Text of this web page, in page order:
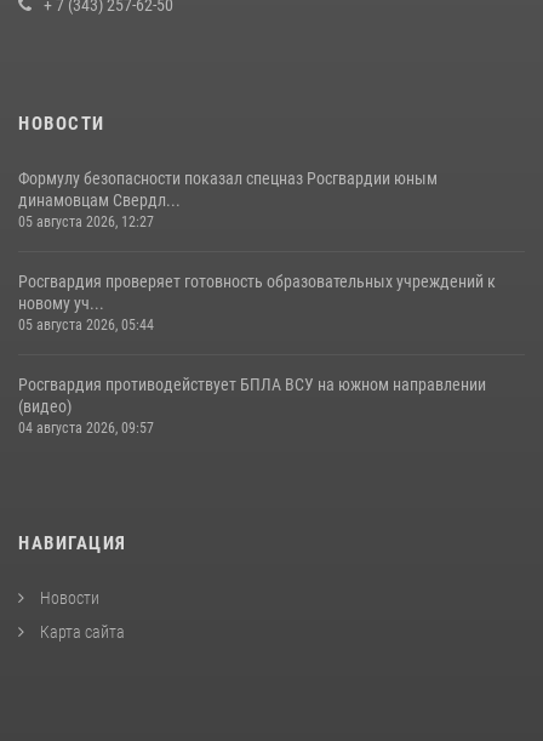
+ 7 (343) 257-62-50
НОВОСТИ
Формулу безопасности показал спецназ Росгвардии юным
динамовцам Свердл...
05 августа 2026, 12:27
Росгвардия проверяет готовность образовательных учреждений к
новому уч...
05 августа 2026, 05:44
Росгвардия противодействует БПЛА ВСУ на южном направлении
(видео)
04 августа 2026, 09:57
НАВИГАЦИЯ
Новости
Карта сайта